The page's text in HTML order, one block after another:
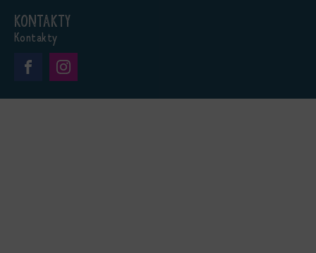
Kontakty
Kontakty